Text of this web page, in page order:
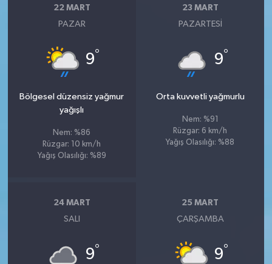
22 MART
PAZAR
9°
Bölgesel düzensiz yağmur
yağışlı
Nem: %86
Rüzgar: 10 km/h
Yağış Olasılığı: %89
23 MART
PAZARTESI
9°
Orta kuvvetli yağmurlu
Nem: %91
Rüzgar: 6 km/h
Yağış Olasılığı: %88
24 MART
SALI
9°
25 MART
ÇARŞAMBA
9°